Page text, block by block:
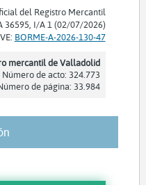
del Registro Mercantil
36595, I/A 1 (02/07/2026)
BORME-A-2026-130-47
mercantil de Valladolid
Número de acto: 324.773
de página: 33.984